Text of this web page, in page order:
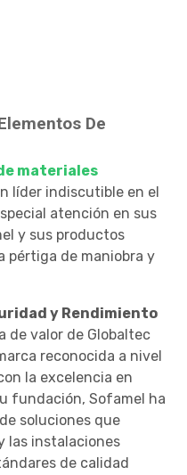
De
materiales
líder indiscutible en el
atención en sus
y sus productos
pértiga de maniobra y
y Rendimiento
de valor de Globaltec
reconocida a nivel
la excelencia en
fundación, Sofamel ha
soluciones que
las instalaciones
de calidad